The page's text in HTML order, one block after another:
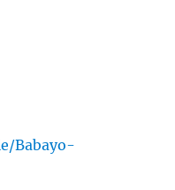
Babayo-